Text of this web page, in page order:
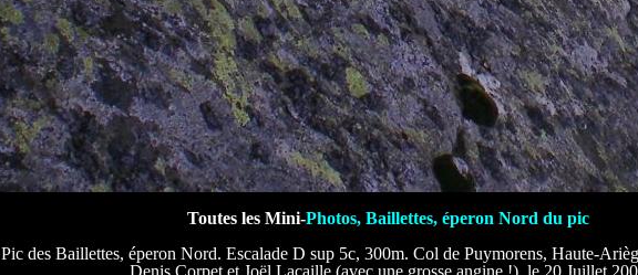
Toutes les Mini-Photos, Baillettes, éperon Nord du pic
Pic des Baillettes, éperon Nord. Escalade D sup 5c, 300m. Col de Puymorens, Haute-
Denis Corpet et Joël Lacaille (avec une grosse angine !), le 20 Juillet